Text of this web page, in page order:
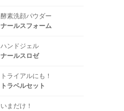
酵素洗顔パウダー
ナールスフォーム
ハンドジェル
ナールスロゼ
トライアルにも！
トラベルセット
いまだけ！